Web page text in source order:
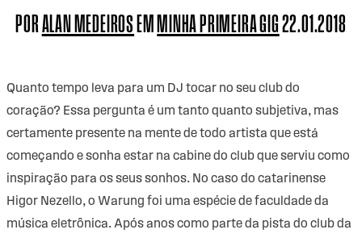
PORALAN MEDEIROSEMMINHA PRIMEIRA GIG22.01.2018
Quanto tempo leva para um DJ tocar no seu club do
coração? Essa pergunta é um tanto quanto subjetiva, mas
certamente presente na mente de todo artista que está
começando e sonha estar na cabine do club que serviu como
inspiração para os seus sonhos. No caso do catarinense
Higor Nezello, o Warung foi uma espécie de faculdade da
música eletrônica. Após anos como parte da pista do club da